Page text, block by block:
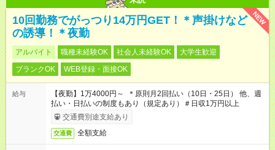
NEW
10回勤務でがっつり14万円GET！＊声掛けなど
の誘導！＊夜勤
アルバイト 職種未経験OK 社会人未経験OK
大学生歓迎
ブランクOK
WEB登録・面接OK
給与
【夜勤】1万4000円～ ＊原則月2回払い（10日・25日） 他、週
払い・日払いの制度もあり（規定あり）＃日収1万円以上
交通費別途支給あり
交通費 全額支給